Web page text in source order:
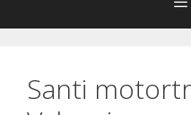
Santi